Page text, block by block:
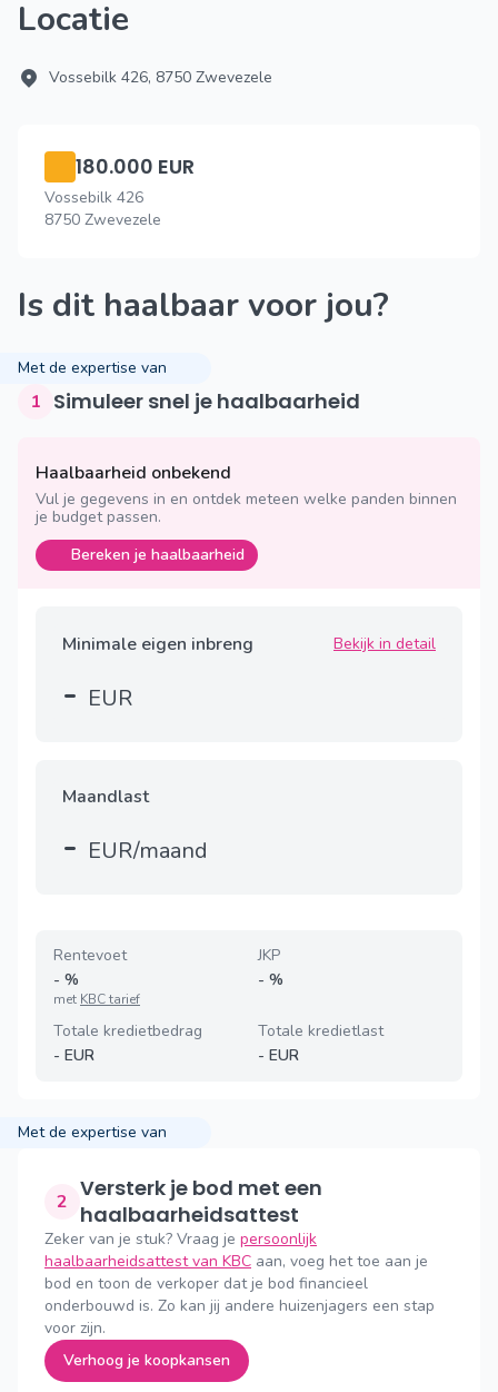
Locatie
Vossebilk 426, 8750 Zwevezele
180.000 EUR
Vossebilk 426
8750 Zwevezele
Is dit haalbaar voor jou?
Met de expertise van
1 Simuleer snel je haalbaarheid
Haalbaarheid onbekend
Vul je gegevens in en ontdek meteen welke panden binnen
je budget passen.
Bereken je haalbaarheid
Minimale eigen inbreng Bekijk in detail
- EUR
Maandlast
- EUR/maand
Rentevoet
- %
met KBC tarief
JKP
- %
Totale kredietbedrag
- EUR
Totale kredietlast
- EUR
Met de expertise van
2 Versterk je bod met een
haalbaarheidsattest
Zeker van je stuk? Vraag je persoonlijk
haalbaarheidsattest van KBC aan, voeg het toe aan je
bod en toon de verkoper dat je bod financieel
onderbouwd is. Zo kan jij andere huizenjagers een stap
voor zijn.
Verhoog je koopkansen